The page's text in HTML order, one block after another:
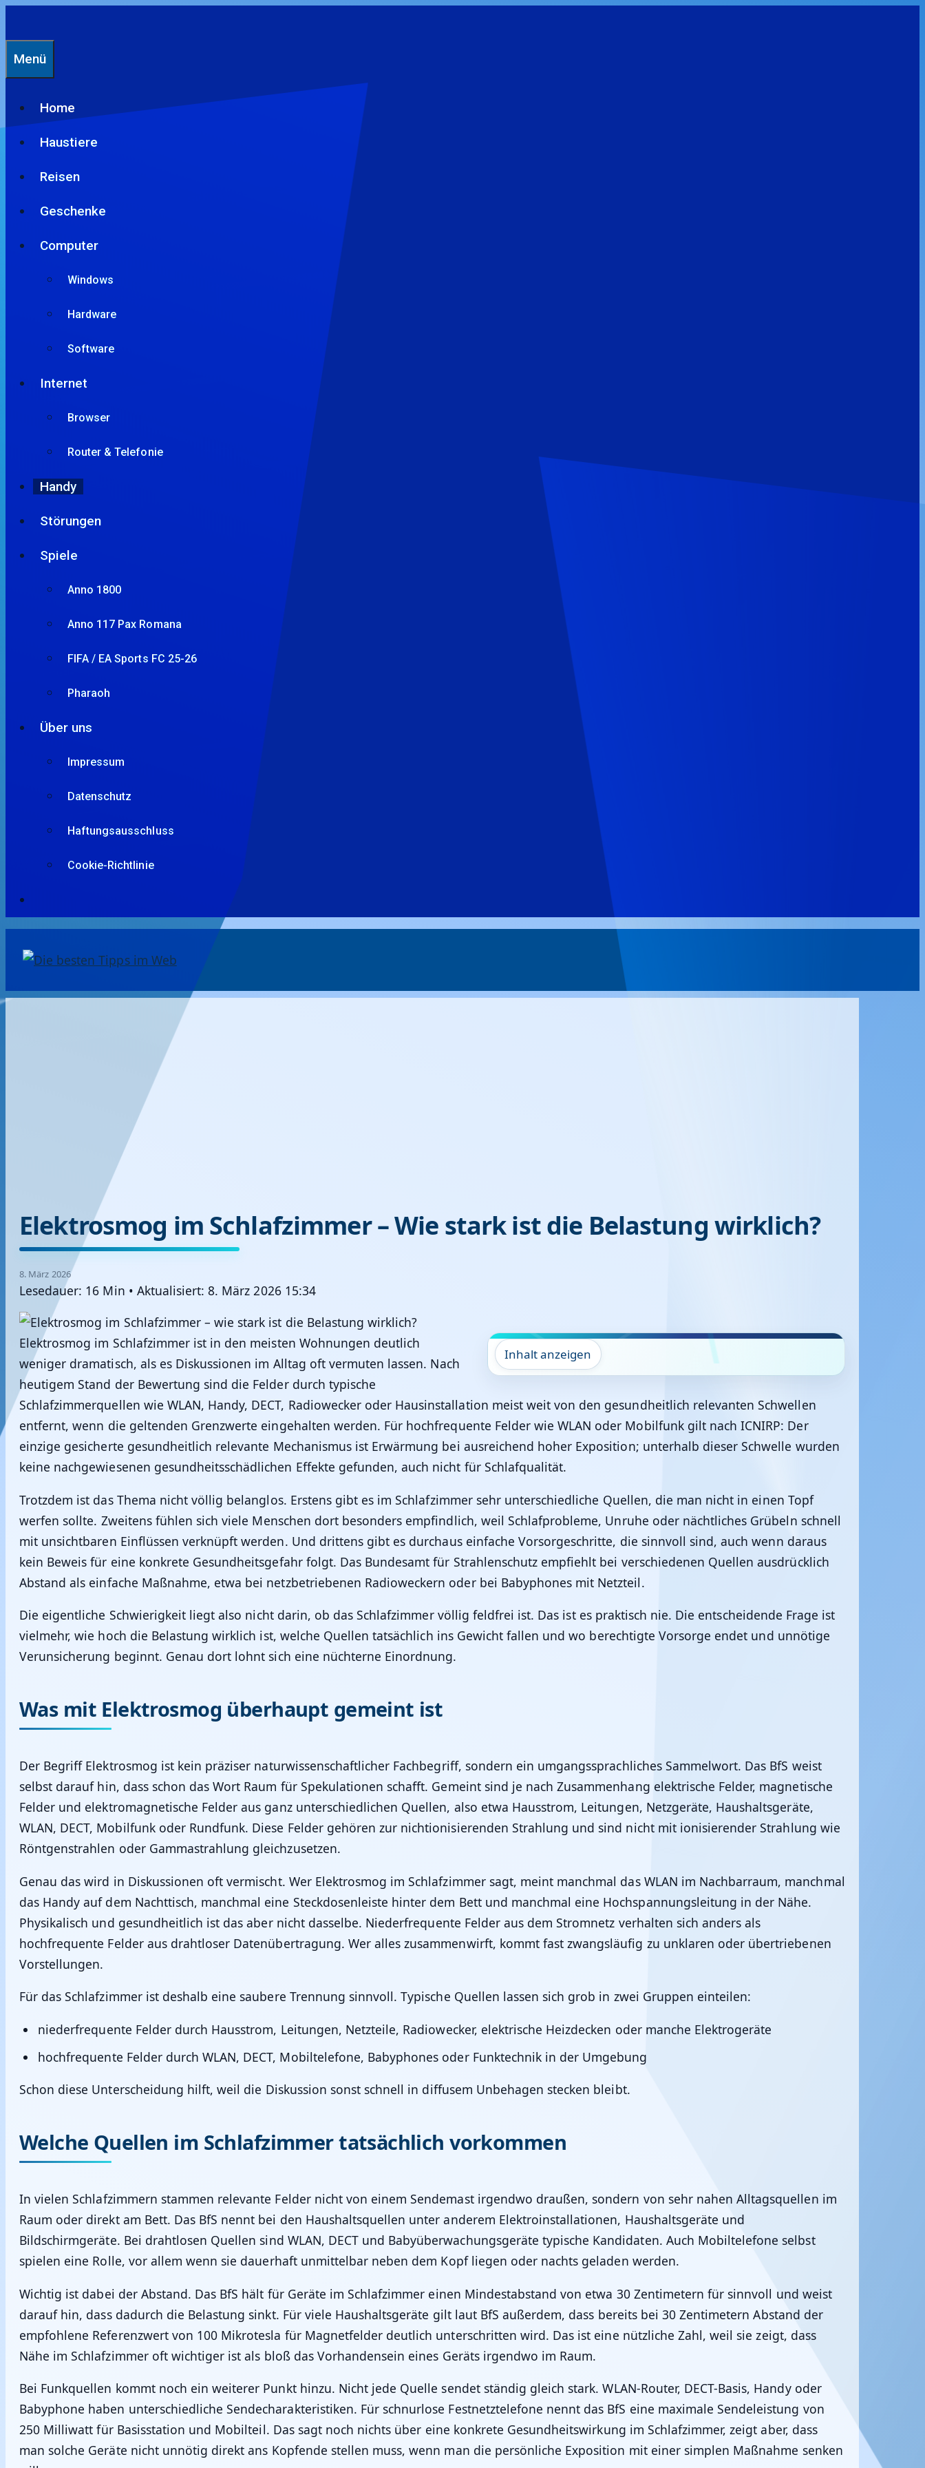
Inhalt
springen
Menü
Home
Haustiere
Reisen
Geschenke
Computer
Windows
Hardware
Software
Internet
Browser
Router & Telefonie
Handy
Störungen
Spiele
Anno 1800
Anno 117 Pax Romana
FIFA / EA Sports FC 25-26
Pharaoh
Über uns
Impressum
Datenschutz
Haftungsausschluss
Cookie-Richtlinie
Elektrosmog im Schlafzimmer – Wie stark ist die Belastung wirklich?
8. März 2026
Lesedauer: 16 Min • Aktualisiert: 8. März 2026 15:34
Inhalt anzeigen
Elektrosmog im Schlafzimmer ist in den meisten Wohnungen deutlich
weniger dramatisch, als es Diskussionen im Alltag oft vermuten lassen. Nach
heutigem Stand der Bewertung sind die Felder durch typische
Schlafzimmerquellen wie WLAN, Handy, DECT, Radiowecker oder Hausinstallation meist weit von den gesundheitlich relevanten Schwellen
entfernt, wenn die geltenden Grenzwerte eingehalten werden. Für hochfrequente Felder wie WLAN oder Mobilfunk gilt nach ICNIRP: Der
einzige gesicherte gesundheitlich relevante Mechanismus ist Erwärmung bei ausreichend hoher Exposition; unterhalb dieser Schwelle wurden
keine nachgewiesenen gesundheitsschädlichen Effekte gefunden, auch nicht für Schlafqualität.
Trotzdem ist das Thema nicht völlig belanglos. Erstens gibt es im Schlafzimmer sehr unterschiedliche Quellen, die man nicht in einen Topf
werfen sollte. Zweitens fühlen sich viele Menschen dort besonders empfindlich, weil Schlafprobleme, Unruhe oder nächtliches Grübeln schnell
mit unsichtbaren Einflüssen verknüpft werden. Und drittens gibt es durchaus einfache Vorsorgeschritte, die sinnvoll sind, auch wenn daraus
kein Beweis für eine konkrete Gesundheitsgefahr folgt. Das Bundesamt für Strahlenschutz empfiehlt bei verschiedenen Quellen ausdrücklich
Abstand als einfache Maßnahme, etwa bei netzbetriebenen Radioweckern oder bei Babyphones mit Netzteil.
Die eigentliche Schwierigkeit liegt also nicht darin, ob das Schlafzimmer völlig feldfrei ist. Das ist es praktisch nie. Die entscheidende Frage ist
vielmehr, wie hoch die Belastung wirklich ist, welche Quellen tatsächlich ins Gewicht fallen und wo berechtigte Vorsorge endet und unnötige
Verunsicherung beginnt. Genau dort lohnt sich eine nüchterne Einordnung.
Was mit Elektrosmog überhaupt gemeint ist
Der Begriff Elektrosmog ist kein präziser naturwissenschaftlicher Fachbegriff, sondern ein umgangssprachliches Sammelwort. Das BfS weist
selbst darauf hin, dass schon das Wort Raum für Spekulationen schafft. Gemeint sind je nach Zusammenhang elektrische Felder, magnetische
Felder und elektromagnetische Felder aus ganz unterschiedlichen Quellen, also etwa Hausstrom, Leitungen, Netzgeräte, Haushaltsgeräte,
WLAN, DECT, Mobilfunk oder Rundfunk. Diese Felder gehören zur nichtionisierenden Strahlung und sind nicht mit ionisierender Strahlung wie
Röntgenstrahlen oder Gammastrahlung gleichzusetzen.
Genau das wird in Diskussionen oft vermischt. Wer Elektrosmog im Schlafzimmer sagt, meint manchmal das WLAN im Nachbarraum, manchmal
das Handy auf dem Nachttisch, manchmal eine Steckdosenleiste hinter dem Bett und manchmal eine Hochspannungsleitung in der Nähe.
Physikalisch und gesundheitlich ist das aber nicht dasselbe. Niederfrequente Felder aus dem Stromnetz verhalten sich anders als
hochfrequente Felder aus drahtloser Datenübertragung. Wer alles zusammenwirft, kommt fast zwangsläufig zu unklaren oder übertriebenen
Vorstellungen.
Für das Schlafzimmer ist deshalb eine saubere Trennung sinnvoll. Typische Quellen lassen sich grob in zwei Gruppen einteilen:
niederfrequente Felder durch Hausstrom, Leitungen, Netzteile, Radiowecker, elektrische Heizdecken oder manche Elektrogeräte
hochfrequente Felder durch WLAN, DECT, Mobiltelefone, Babyphones oder Funktechnik in der Umgebung
Schon diese Unterscheidung hilft, weil die Diskussion sonst schnell in diffusem Unbehagen stecken bleibt.
Welche Quellen im Schlafzimmer tatsächlich vorkommen
In vielen Schlafzimmern stammen relevante Felder nicht von einem Sendemast irgendwo draußen, sondern von sehr nahen Alltagsquellen im
Raum oder direkt am Bett. Das BfS nennt bei den Haushaltsquellen unter anderem Elektroinstallationen, Haushaltsgeräte und
Bildschirmgeräte. Bei drahtlosen Quellen sind WLAN, DECT und Babyüberwachungsgeräte typische Kandidaten. Auch Mobiltelefone selbst
spielen eine Rolle, vor allem wenn sie dauerhaft unmittelbar neben dem Kopf liegen oder nachts geladen werden.
Wichtig ist dabei der Abstand. Das BfS hält für Geräte im Schlafzimmer einen Mindestabstand von etwa 30 Zentimetern für sinnvoll und weist
darauf hin, dass dadurch die Belastung sinkt. Für viele Haushaltsgeräte gilt laut BfS außerdem, dass bereits bei 30 Zentimetern Abstand der
empfohlene Referenzwert von 100 Mikrotesla für Magnetfelder deutlich unterschritten wird. Das ist eine nützliche Zahl, weil sie zeigt, dass
Nähe im Schlafzimmer oft wichtiger ist als bloß das Vorhandensein eines Geräts irgendwo im Raum.
Bei Funkquellen kommt noch ein weiterer Punkt hinzu. Nicht jede Quelle sendet ständig gleich stark. WLAN-Router, DECT-Basis, Handy oder
Babyphone haben unterschiedliche Sendecharakteristiken. Für schnurlose Festnetztelefone nennt das BfS eine maximale Sendeleistung von
250 Milliwatt für Basisstation und Mobilteil. Das sagt noch nichts über eine konkrete Gesundheitswirkung im Schlafzimmer, zeigt aber, dass
man solche Geräte nicht unnötig direkt ans Kopfende stellen muss, wenn man die persönliche Exposition mit einer simplen Maßnahme senken